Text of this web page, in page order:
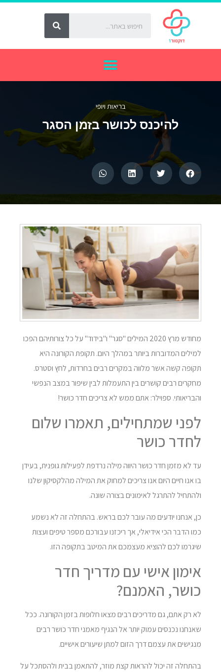
בריאות ויופי
להיכנס לכושר בזמן הסגר
מחודש מרץ 2020 המילים "סגר" ו"בידוד" על כל צורותיהם הפכו
למילים המדוברות ביותר במהלך היום. תקופת הקורונה היא
תקופה קשה אשר מלווה במקרים רבים בחרדות, לחץ וסטרס.
מחקרים רבים קושרים בין התעמלות לבין שיפור במצב הנפשי
והבריאותי. ספוילר: אתם ממש לא צריכים חדר כושר!
לפני שמתחילים, תאמרו שלום
לחדר כושר
עד לא מזמן חדר כושר היווה מילה נרדפת לפעילות גופנית, בעידן
בו אנו חיים היום אנו צריכים למחוק את המילה מהלקסיקון שלנו
ולהתחיל להתרגל לאימונים בצורה שונה.
כן, אנחנו יודעים מה עובר לכם בראש. בהתחלה זה לא נשמע
כמו הדבר הכי אידיאלי, אך ריכזנו עבורכם מספר טיפים ועצות
שיגרמו לכם להוציא מעצמכם את המיטב בתקופה הזו.
אימון אישי עם מדריך חדר
כושר, האמנם?
לא רק אתם, גם מדריכים רבים מצאו חלופות בזמן הקורונה. ככל
שאנחנו נכנסים עמוק יותר אל הנגיף מאמני חדר כושר רבים
מנגישים את עצמם דרך הזום למתן שיעורים אישיים.
בהתחלה זה יכול להראות קצת מוזר, להתאמן בבית ולהסתכל על